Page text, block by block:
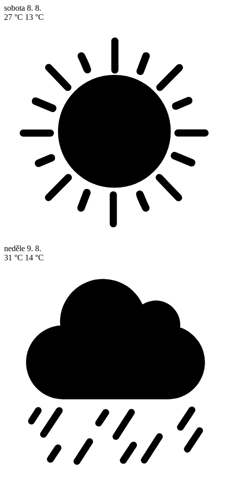
sobota 8. 8.
27 °C 13 °C
neděle 9. 8.
31 °C 14 °C